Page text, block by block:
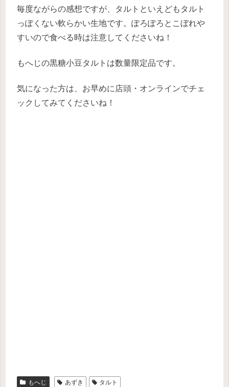
毎度ながらの感想ですが、タルトといえどもタルト
っぽくない軟らかい生地です。ぽろぽろとこぼれや
すいので食べる時は注意してくださいね！
もへじの黒糖小豆タルトは数量限定品です。
気になった方は、お早めに店頭・オンラインでチェ
ックしてみてくださいね！
もへじ あずき タルト